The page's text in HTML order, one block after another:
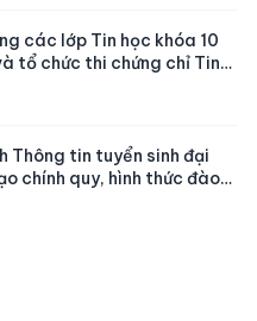
các lớp Tin học khóa 10
tổ chức thi chứng chỉ Tin
khóa 09 ngày 25/07/2026
Thông tin tuyển sinh đại
chính quy, hình thức đào
2026 của Trường Đại học